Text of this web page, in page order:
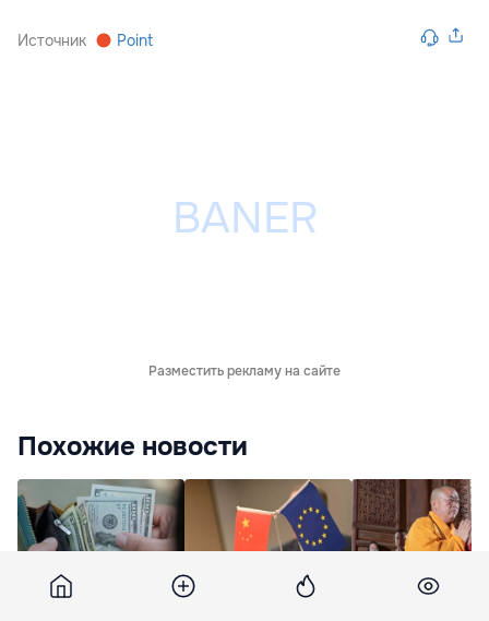
Источник Point
Разместить рекламу на сайте
Похожие новости
США вернули
импортерам 60%
Еврокомиссар: ЕС
должен вести
В Китае